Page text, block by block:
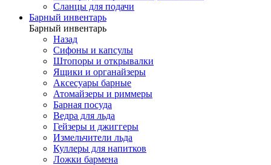
Сланцы для подачи
Барный инвентарь
Барный инвентарь
Назад
Сифоны и капсулы
Штопоры и открывалки
Ящики и органайзеры
Аксесуары барные
Атомайзеры и риммеры
Барная посуда
Ведра для льда
Гейзеры и джиггеры
Измельчители льда
Куллеры для напитков
Ложки бармена